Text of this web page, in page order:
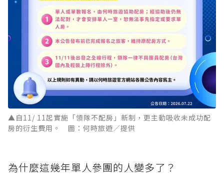
▲自11/ 11起實施「領隊不配房」新制，更主動吸收未成功配
房的衍生費用。 圖：何時旅遊／提供
為什麼這幾年單人參團的人變多了？